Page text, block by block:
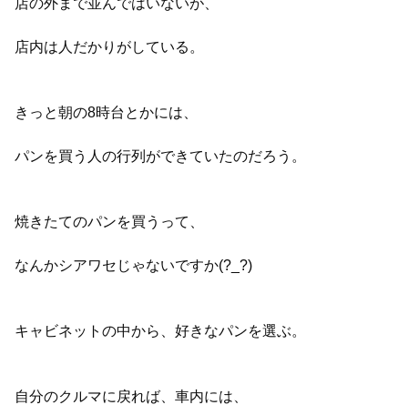
店内は人だかりがしている。
きっと朝の8時台とかには、
パンを買う人の行列ができていたのだろう。
焼きたてのパンを買うって、
なんかシアワセじゃないですか(?_?)
キャビネットの中から、好きなパンを選ぶ。
自分のクルマに戻れば、車内には、